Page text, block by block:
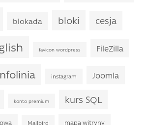
blokada bloki cesja
favicon wordpress FileZilla
instagram Joomla
konto premium kurs SQL
Mailbird mapa witryny